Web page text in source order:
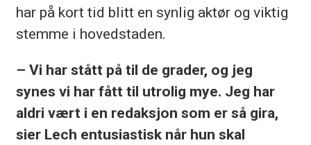
har på kort tid blitt en synlig aktør og viktig
stemme i hovedstaden.
– Vi har stått på til de grader, og jeg
synes vi har fått til utrolig mye. Jeg har
aldri vært i en redaksjon som er så gira,
sier Lech entusiastisk når hun skal